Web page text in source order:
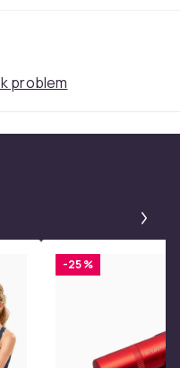
problem
-25 %